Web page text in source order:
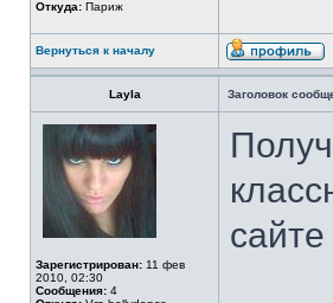
Откуда: Париж
Вернуться к началу
Layla Заголовок
Зарегистрирован: 11 фев
2010, 02:30
Сообщения: 4